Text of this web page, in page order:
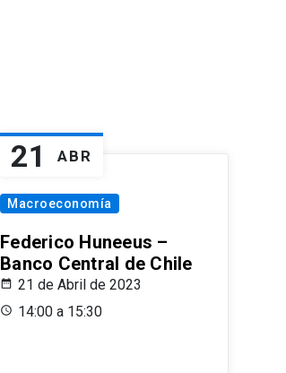
21 ABR
Macroeconomía
Federico Huneeus –
Banco Central de Chile
21 de Abril de 2023
14:00 a 15:30